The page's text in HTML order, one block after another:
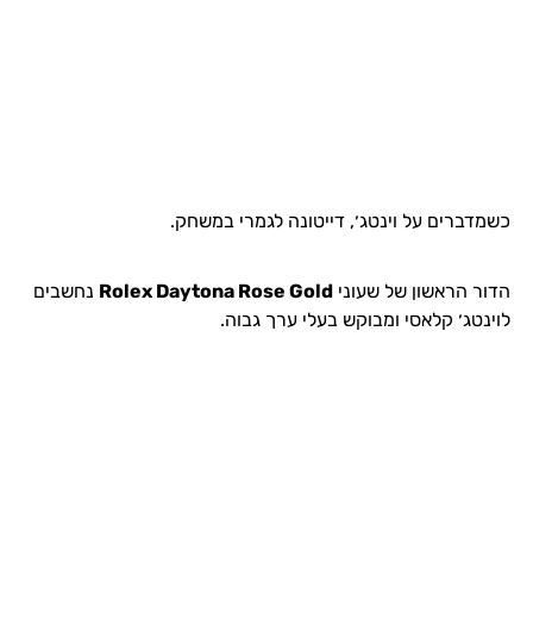
כשמדברים על וינטג׳, דייטונה לגמרי במשחק.
הדור הראשון של שעוני Rolex Daytona Rose Gold נחשבים
לוינטג׳ קלאסי ומבוקש בעלי ערך גבוה.